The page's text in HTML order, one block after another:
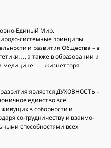
Единый Мир.
системные принципы
и развития Общества – в
а также в образовании и
медицине… – жизнетворя
является ДУХОВНОСТЬ –
единство все
в соборности и
со-трудничеству и взаимо-
способностями всех